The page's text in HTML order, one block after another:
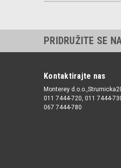
PRIDRUŽITE SE
Kontaktirajte nas
Monterey
011 7444-720, 011 7444-
067 7444-780